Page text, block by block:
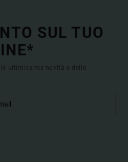
SUL TUO
ultimissime novità e delle